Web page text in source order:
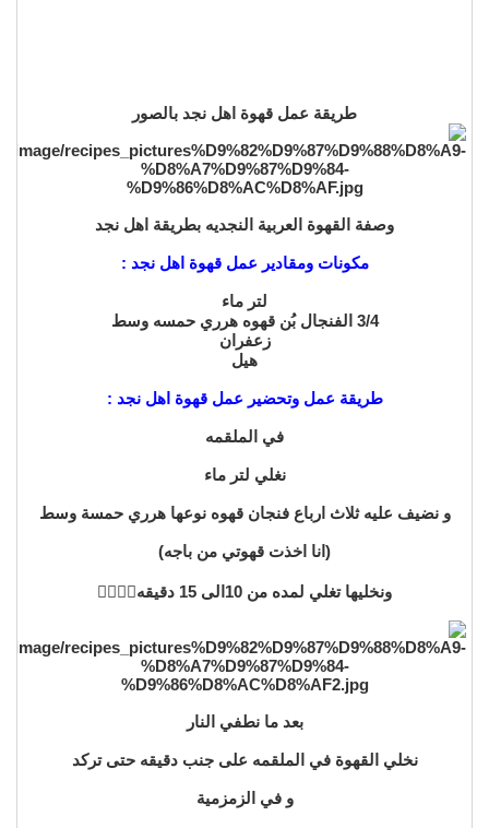
طريقة عمل قهوة اهل نجد بالصور
وصفة القهوة العربية النجديه بطريقة اهل نجد
مكونات ومقادير عمل قهوة اهل نجد :
لتر ماء
3/4 الفنجال بُن قهوه هرري حمسه وسط
زعفران
هيل
طريقة عمل وتحضير عمل قهوة اهل نجد :
في الملقمه
نغلي لتر ماء
و نضيف عليه ثلاث ارباع فنجان قهوه نوعها هرري حمسة وسط
(انا اخذت قهوتي من باجه)
ونخليها تغلي لمده من 10الى 15 دقيقه👌🏼👍🏼
بعد ما نطفي النار
نخلي القهوة في الملقمه على جنب دقيقه حتى تركد
و في الزمزمية